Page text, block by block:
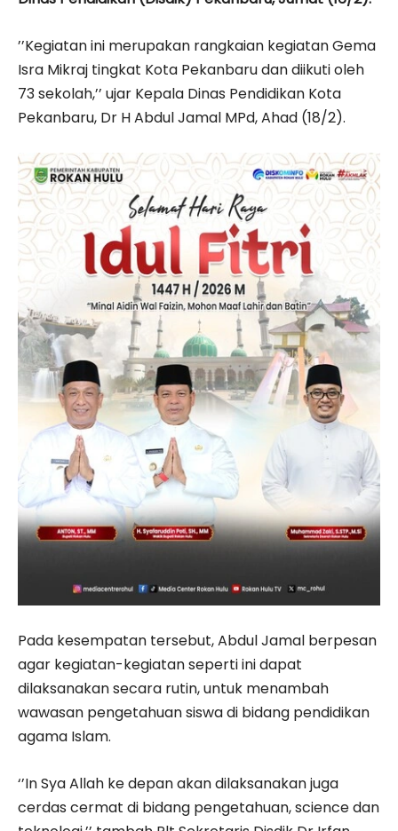
’’Kegiatan ini merupakan rangkaian kegiatan Gema
Isra Mikraj tingkat Kota Pekanbaru dan diikuti oleh
73 sekolah,’’ ujar Kepala Dinas Pendidikan Kota
Pekanbaru, Dr H Abdul Jamal MPd, Ahad (18/2).
Pada kesempatan tersebut, Abdul Jamal berpesan
agar kegiatan-kegiatan seperti ini dapat
dilaksanakan secara rutin, untuk menambah
wawasan pengetahuan siswa di bidang pendidikan
agama Islam.
‘’In Sya Allah ke depan akan dilaksanakan juga
cerdas cermat di bidang pengetahuan, science dan